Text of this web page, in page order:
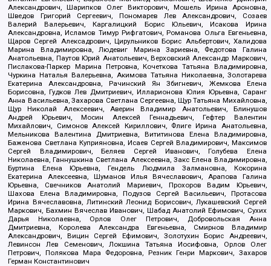
Александрович, Шарипков Олег Викторович, Мошель Ирина Ароновна,
Шведов Григорий Сергеевич, Пономарев Лев Александрович, Созаев
Валерий Валерьевич, Каргалицкий Борис Юльевич, Исакова Ирина
Александровна, Исламов Тимур Рифгатович, Романова Ольга Евгеньевна,
Щаров Сергей Алексадрович, Цирульников Борис Альбертович, Халидова
Марина Владимировна, Людевиг Марина Зариевна, Федотова Галина
Анатольевна, Паутов Юрий Анатольевич, Верховский Александр Маркович,
Пислакова-Паркер Марина Петровна, Кочеткова Татьяна Владимировна,
Чуркина Наталья Валерьевна, Акимова Татьяна Николаевна, Золотарева
Екатерина Александровна, Рачинский Ян Збигневич, Жемкова Елена
Борисовна, Гудков Лев Дмитриевич, Илларионова Юлия Юрьевна, Саранг
Анна Васильевна, Захарова Светлана Сергеевна, Щур Татьяна Михайловна,
Щур Николай Алексеевич, Аверин Владимир Анатольевич, Блинушов
Андрей Юрьевич, Мосин Алексей Геннадьевич, Гефтер Валентин
Михайлович, Симонов Алексей Кириллович, Флиге Ирина Анатольевна,
Мельникова Валентина Дмитриевна, Вититинова Елена Владимировна,
Баженова Светлана Куприяновна, Исаев Сергей Владимирович, Максимов
Сергей Владимирович, Беляев Сергей Иванович, Голубева Елена
Николаевна, Ганнушкина Светлана Алексеевна, Закс Елена Владимировна,
Буртина Елена Юрьевна, Гендель Людмила Залмановна, Кокорина
Екатерина Алексеевна, Шуманов Илья Вячеславович, Арапова Галина
Юрьевна, Свечников Анатолий Мариевич, Прохоров Вадим Юрьевич,
Шахова Елена Владимировна, Подузов Сергей Васильевич, Протасова
Ирина Вячеславовна, Литинский Леонид Борисович, Лукашевский Сергей
Маркович, Бахмин Вячеслав Иванович, Шабад Анатолий Ефимович, Сухих
Дарья Николаевна, Орлов Олег Петрович, Добровольская Анна
Дмитриевна, Королева Александра Евгеньевна, Смирнов Владимир
Александрович, Вицин Сергей Ефимович, Золотухин Борис Андреевич,
Левинсон Лев Семенович, Локшина Татьяна Иосифовна, Орлов Олег
Петрович, Полякова Мара Федоровна, Резник Генри Маркович, Захаров
Герман Константинович